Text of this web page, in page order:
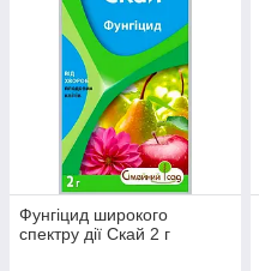
Фунгіцид широкого
спектру дії Скай 2 г